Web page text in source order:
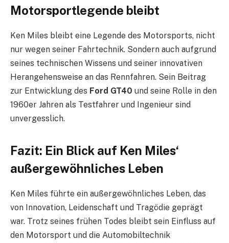
Motorsportlegende bleibt
Ken Miles bleibt eine Legende des Motorsports, nicht
nur wegen seiner Fahrtechnik. Sondern auch aufgrund
seines technischen Wissens und seiner innovativen
Herangehensweise an das Rennfahren. Sein Beitrag
zur Entwicklung des Ford GT40 und seine Rolle in den
1960er Jahren als Testfahrer und Ingenieur sind
unvergesslich.
Fazit: Ein Blick auf Ken Miles‘
außergewöhnliches Leben
Ken Miles führte ein außergewöhnliches Leben, das
von Innovation, Leidenschaft und Tragödie geprägt
war. Trotz seines frühen Todes bleibt sein Einfluss auf
den Motorsport und die Automobiltechnik